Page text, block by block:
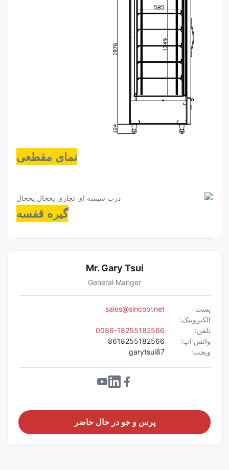
نمای مقطعی
گیره قفسه
Mr. Gary Tsui
General Manger
پست
الکترونیک:
sales@sincool.net
تلفن:
0086-18255182566
واتس اپ:
8618255182566
ویچت:
garytsui87
پرس و جو در حال حاضر